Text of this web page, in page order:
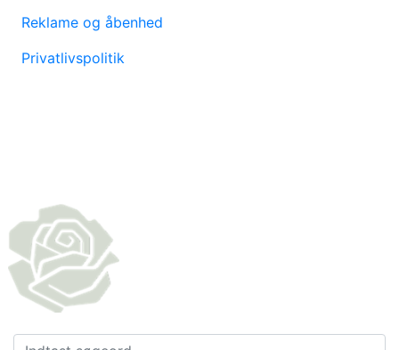
Reklame og åbenhed
Privatlivspolitik